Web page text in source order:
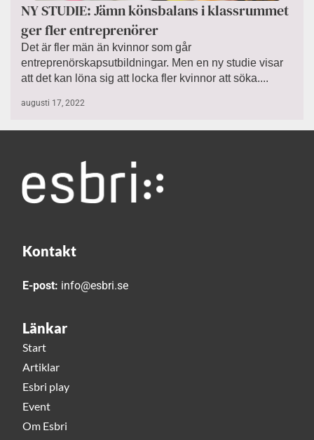
NY STUDIE: Jämn könsbalans i klassrummet
ger fler entreprenörer
Det är fler män än kvinnor som går
entreprenörskapsutbildningar. Men en ny studie visar
att det kan löna sig att locka fler kvinnor att söka....
augusti 17, 2022
Kontakt
E-post: info@esbri.se
Länkar
Start
Artiklar
Esbri play
Event
Om Esbri